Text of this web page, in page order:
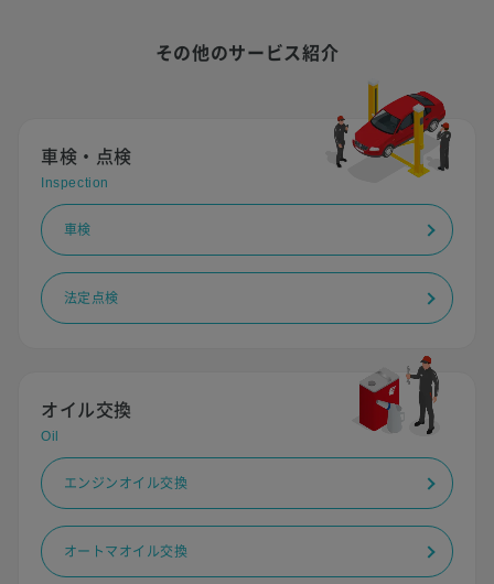
その他のサービス紹介
車検・点検
Inspection
車検
法定点検
オイル交換
Oil
エンジンオイル交換
オートマオイル交換